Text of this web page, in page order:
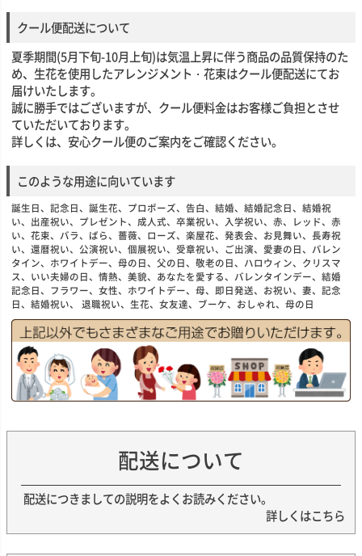
クール便配送について
夏季期間(5月下旬-10月上旬)は気温上昇に伴う商品の品質保持のた
め、生花を使用したアレンジメント・花束はクール便配送にてお
届けいたします。
誠に勝手ではございますが、クール便料金はお客様ご負担とさせ
ていただいております。
詳しくは、安心クール便のご案内をご確認ください。
このような用途に向いています
誕生日、記念日、誕生花、プロポーズ、告白、結婚、結婚記念日、結婚祝
い、出産祝い、プレゼント、成人式、卒業祝い、入学祝い、赤、レッド、赤
い、花束、バラ、ばら、薔薇、ローズ、楽屋花、発表会、お見舞い、長寿祝
い、還暦祝い、公演祝い、個展祝い、受章祝い、ご出演、愛妻の日、バレン
タイン、ホワイトデー、母の日、父の日、敬老の日、ハロウィン、クリスマ
ス、いい夫婦の日、情熱、美貌、あなたを愛する、バレンタインデー、結婚
記念日、フラワー、女性、ホワイトデー、母、即日発送、お祝い、妻、記念
日、結婚祝い、 退職祝い、生花、女友達、ブーケ、おしゃれ、母の日
配送について
配送につきましての説明をよくお読みください。
詳しくはこちら